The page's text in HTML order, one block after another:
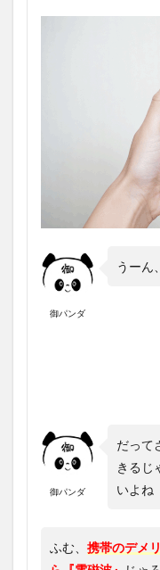
御パンダ
うーん
御パンダ
だって
きるじ
いよね
ふむ、 携帯のデメ